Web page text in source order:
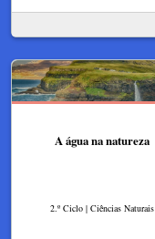
A água na natureza
2.º Ciclo | Ciências Naturais